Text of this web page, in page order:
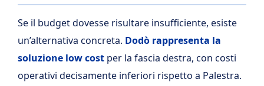
Se il budget dovesse risultare insufficiente, esiste
un’alternativa concreta. Dodò rappresenta la
soluzione low cost per la fascia destra, con costi
operativi decisamente inferiori rispetto a Palestra.